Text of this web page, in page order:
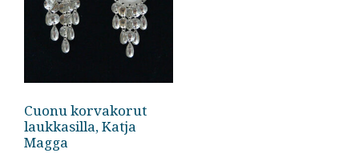
Cuonu korvakorut
laukkasilla, Katja
Magga